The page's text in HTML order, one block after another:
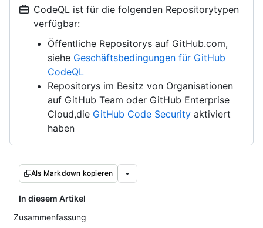
CodeQL ist für die folgenden Repositorytypen
verfügbar:
Öffentliche Repositorys auf GitHub.com,
siehe Geschäftsbedingungen für GitHub
CodeQL
Repositorys im Besitz von Organisationen
auf GitHub Team oder GitHub Enterprise
Cloud,die GitHub Code Security aktiviert
haben
Als Markdown kopieren
In diesem Artikel
Zusammenfassung